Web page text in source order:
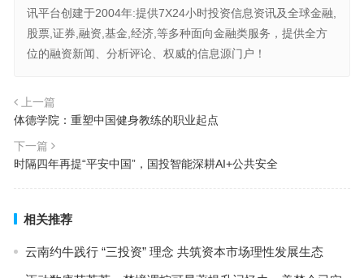
讯平台创建于2004年:提供7X24小时投资信息资讯及全球金融,
股票,证券,融资,基金,经济,等多种面向金融类服务，提供全方
位的融资新闻、分析评论、权威的信息源门户！
上一篇
体德学院：重塑中国健身教练的职业起点
下一篇
时隔四年再提“平安中国”，国投智能深耕AI+公共安全
相关推荐
云南约牛践行 “三投资” 理念 共筑资本市场理性发展生态